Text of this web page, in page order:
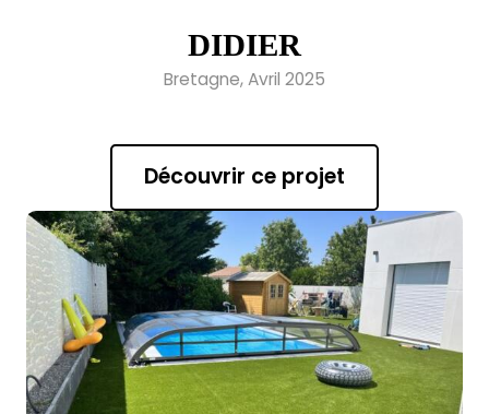
DIDIER
Bretagne, Avril 2025
Découvrir ce projet